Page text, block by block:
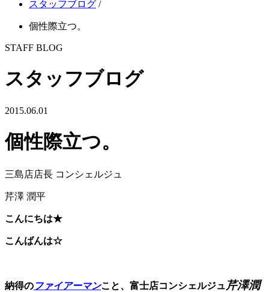
スタッフブログ /
個性際立つ。
STAFF BLOG
スタッフブログ
2015.06.01
個性際立つ。
三島店店長 コンシェルジュ
芹澤 潤平
こんにちは★
こんばんは☆
納得の ファイアーマンこと、富士店コンシェルジュ 芹澤潤